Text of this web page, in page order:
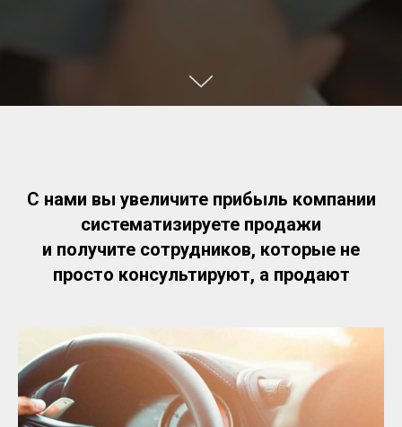
С нами вы увеличите прибыль компании
систематизируете продажи
и получите сотрудников, которые не
просто консультируют, а продают